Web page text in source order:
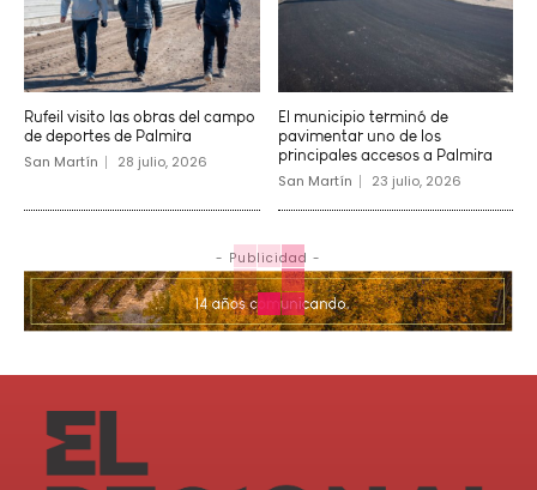
Rufeil visito las obras del campo
de deportes de Palmira
San Martín 28 julio, 2026
El municipio terminó de
pavimentar uno de los
principales accesos a Palmira
San Martín 23 julio, 2026
- Publicidad -